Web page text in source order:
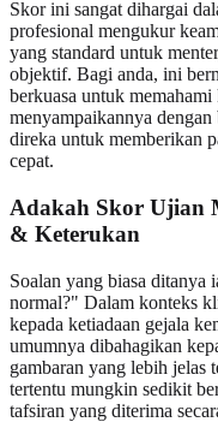
Skor ini sangat dihargai
profesional mengukur
yang standard untuk
objektif. Bagi anda, ini
berkuasa untuk
menyampaikannya dengan
direka untuk memberikan
cepat.
Adakah Skor Ujian
& Keterukan
Soalan yang biasa
normal?" Dalam konteks
kepada ketiadaan gejala
umumnya dibahagikan
gambaran yang lebih jelas
tertentu mungkin sedikit
tafsiran yang diterima